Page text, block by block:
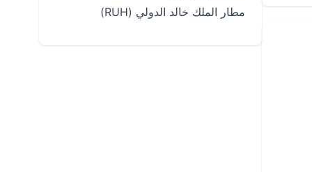
مطار الملك خالد الدولي (RUH)